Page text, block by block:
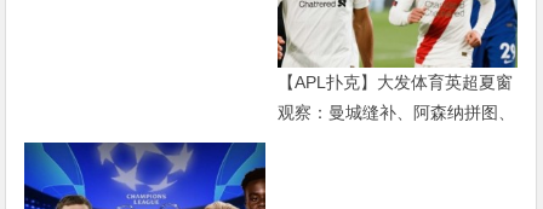
【APL扑克】大发体育英超夏窗
观察：曼城缝补、阿森纳拼图、